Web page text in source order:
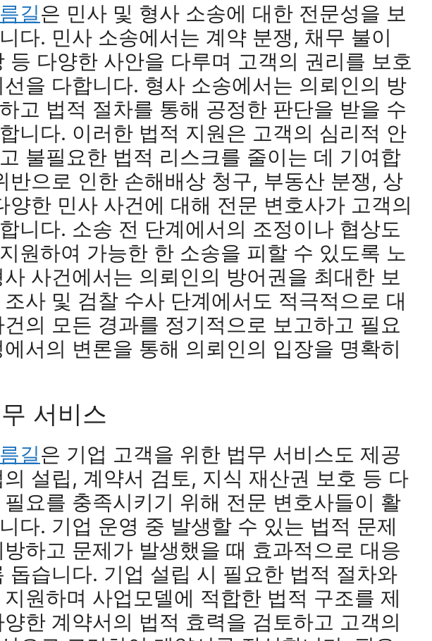
길은 민사 및 형사 소송에 대한 전문성을 보
다. 민사 소송에서는 계약 분쟁, 채무 불이
등 다양한 사안을 다루며 고객의 권리를 보호
을 다합니다. 형사 소송에서는 의뢰인의 방
고 법적 절차를 통해 공정한 판단을 받을 수
니다. 이러한 법적 지원은 고객의 심리적 안
불필요한 법적 리스크를 줄이는 데 기여합
반으로 인한 손해배상 청구, 부동산 분쟁, 상
양한 민사 사건에 대해 전문 변호사가 고객의
니다. 소송 전 단계에서의 조정이나 협상도
원하여 가능한 한 소송을 피할 수 있도록 노
사건에서는 의뢰인의 방어권을 최대한 보
사 및 검찰 수사 단계에서도 적극적으로 대
의 모든 경과를 정기적으로 보고하고 필요
서의 변론을 통해 의뢰인의 입장을 명확히
서비스
길은 기업 고객을 위한 법무 서비스도 제공
설립, 계약서 검토, 지식 재산권 보호 등 다
요를 충족시키기 위해 전문 변호사들이 활
다. 기업 운영 중 발생할 수 있는 법적 문제
하고 문제가 발생했을 때 효과적으로 대응
돕습니다. 기업 설립 시 필요한 법적 절차와
원하며 사업모델에 적합한 법적 구조를 제
한 계약서의 법적 효력을 검토하고 고객의